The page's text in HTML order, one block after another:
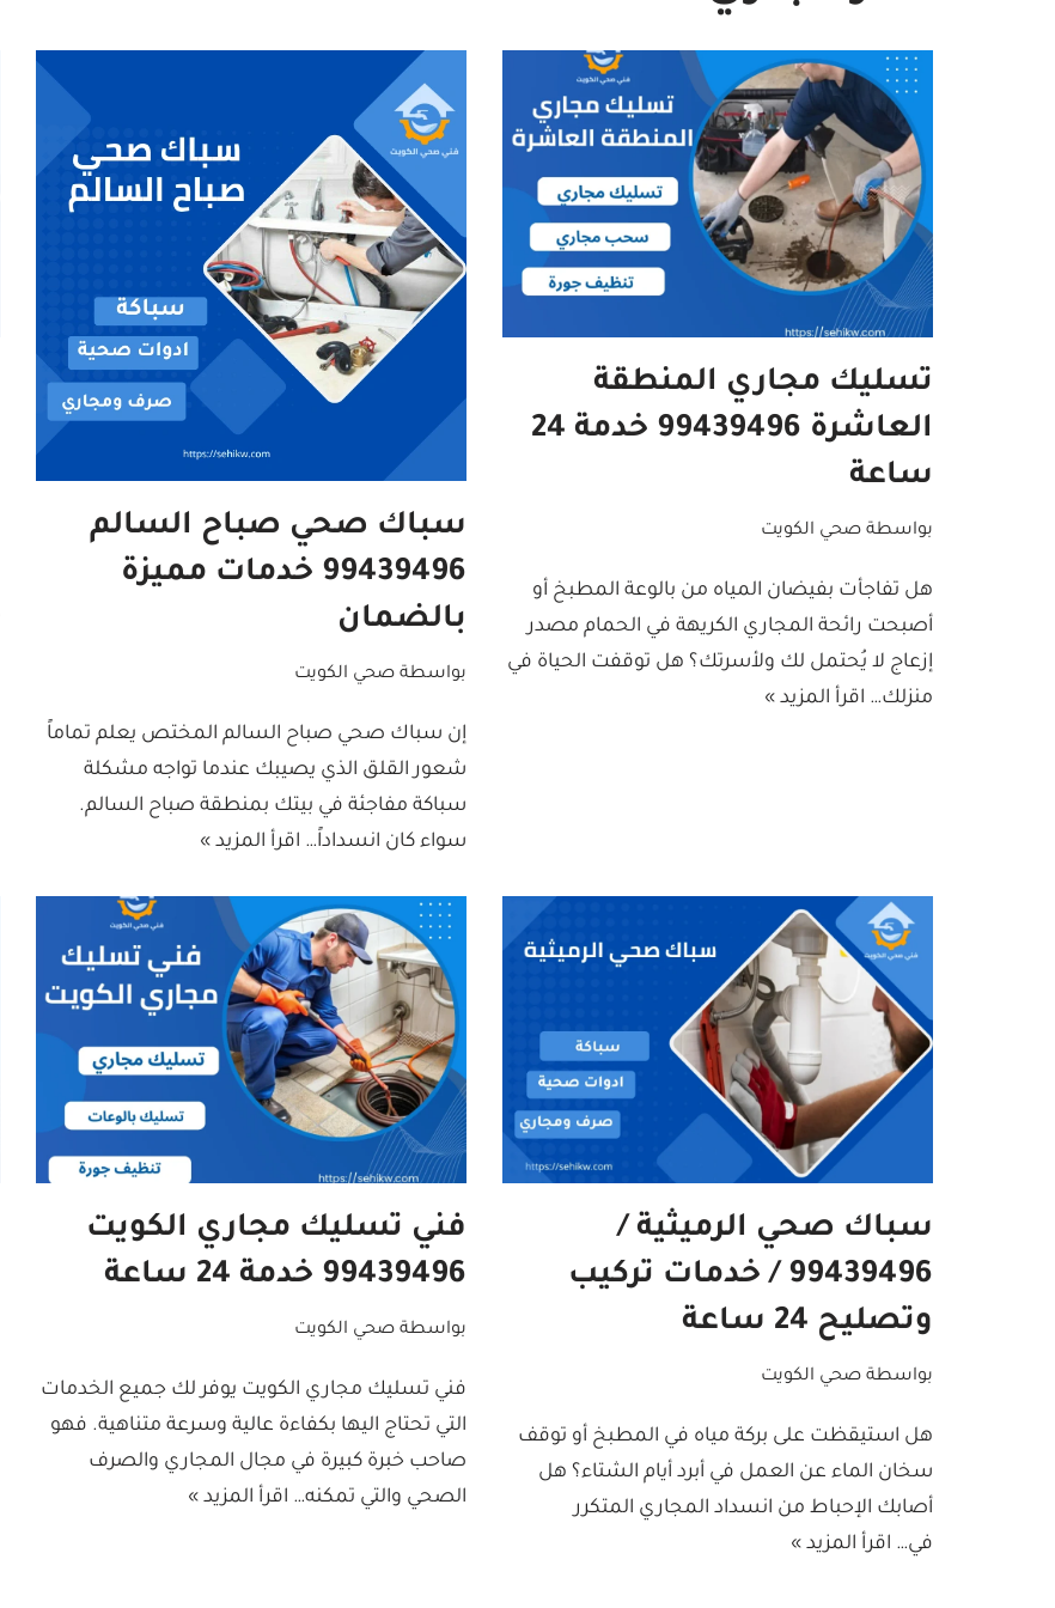
تسليك مجاري المنطقة
العاشرة 99439496 خدمة 24
ساعة
بواسطة صحي الكويت
هل تفاجأت بفيضان المياه من بالوعة المطبخ أو
أصبحت رائحة المجاري الكريهة في الحمام مصدر
إزعاج لا يُحتمل لك ولأسرتك؟ هل توقفت الحياة في
منزلك… اقرأ المزيد »
سباك صحي صباح السالم
99439496 خدمات مميزة
بالضمان
بواسطة صحي الكويت
إن سباك صحي صباح السالم المختص يعلم تماماً
شعور القلق الذي يصيبك عندما تواجه مشكلة
سباكة مفاجئة في بيتك بمنطقة صباح السالم.
سواء كان انسداداً… اقرأ المزيد »
سباك صحي الرميثية /
99439496 / خدمات تركيب
وتصليح 24 ساعة
بواسطة صحي الكويت
هل استيقظت على بركة مياه في المطبخ أو توقف
سخان الماء عن العمل في أبرد أيام الشتاء؟ هل
أصابك الإحباط من انسداد المجاري المتكرر
في… اقرأ المزيد »
فني تسليك مجاري الكويت
99439496 خدمة 24 ساعة
بواسطة صحي الكويت
فني تسليك مجاري الكويت يوفر لك جميع الخدمات
التي تحتاج اليها بكفاءة عالية وسرعة متناهية. فهو
صاحب خبرة كبيرة في مجال المجاري والصرف
الصحي والتي تمكنه… اقرأ المزيد »